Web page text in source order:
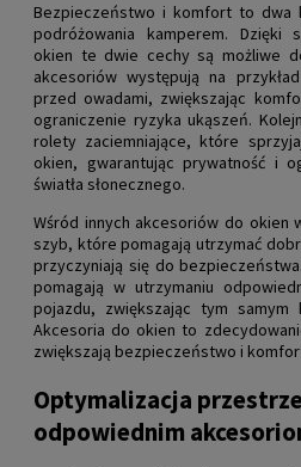
Bezpieczeństwo i komfort to dwa
podróżowania kamperem. Dzięki
okien te dwie cechy są możliwe
akcesoriów występują na
przed owadami, zwiększając
ograniczenie ryzyka ukąszeń.
rolety zaciemniające, które
okien, gwarantując prywatność i
światła słonecznego.
Wśród innych akcesoriów do okien
szyb, które pomagają utrzymać
przyczyniają się do
pomagają w utrzymaniu
pojazdu, zwiększając tym
Akcesoria do okien to
zwiększają bezpieczeństwo i
Optymalizacja
odpowiednim